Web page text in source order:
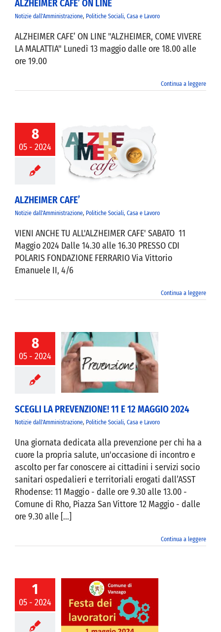
COMUNICAZIONE
ALZHEIMER CAFE’ ON LINE
Notizie dall'Amministrazione, Politiche Sociali, Casa e Lavoro
ALZHEIMER CAFE’ ON LINE "ALZHEIMER, COME VIVERE
LA MALATTIA" Lunedì 13 maggio dalle ore 18.00 alle
ore 19.00
Continua a leggere
8
05 - 2024
CAFE’
ALZHEIMER CAFE’
Notizie dall'Amministrazione, Politiche Sociali, Casa e Lavoro
VIENI ANCHE TU ALL'ALZHEIMER CAFE' SABATO 11
Maggio 2024 Dalle 14.30 alle 16.30 PRESSO CDI
POLARIS FONDAZIONE FERRARIO Via Vittorio
Emanuele II, 4/6
Continua a leggere
8
05 - 2024
LA
11 E 12
2024
SCEGLI LA PREVENZIONE! 11 E 12 MAGGIO 2024
Notizie dall'Amministrazione, Politiche Sociali, Casa e Lavoro
Una giornata dedicata alla prevenzione per chi ha a
cuore la propria salute, un'occasione di incontro e
ascolto per far conoscere ai cittadini i servizi socio
sanitari ospedalieri e territoriali erogati dall’ASST
Rhodense: 11 Maggio - dalle ore 9.30 alle 13.00 -
Comune di Rho, Piazza San Vittore 12 Maggio - dalle
ore 9.30 alle [...]
Continua a leggere
1
05 - 2024
2024 | Festa
lavoratori